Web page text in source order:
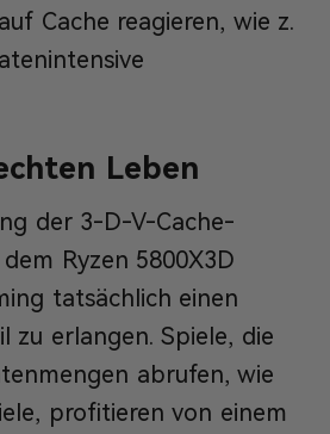
Cache reagieren, wie z.
Leben
der 3-D-V-Cache-
Ryzen 5800X3D
tatsächlich einen
zu erlangen. Spiele, die
abrufen, wie
profitieren von einem